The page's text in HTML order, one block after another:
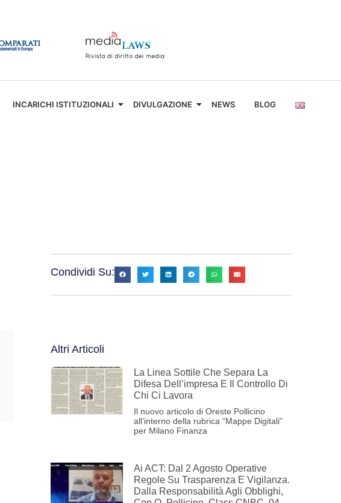
INCARICHI ISTITUZIONALI DIVULGAZIONE NEWS BLOG
Condividi Su:
Altri Articoli
La Linea Sottile Che Separa La
Difesa Dell’impresa E Il Controllo Di
Chi Ci Lavora
Il nuovo articolo di Oreste Pollicino
all’interno della rubrica “Mappe Digitali”
per Milano Finanza
Ai ACT: Dal 2 Agosto Operative
Regole Su Trasparenza E Vigilanza.
Dalla Responsabilità Agli Obblighi,